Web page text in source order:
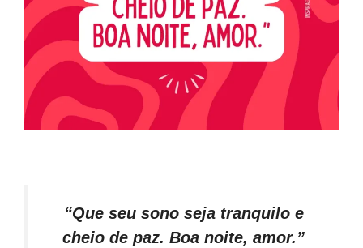
“Que seu sono seja tranquilo e
cheio de paz. Boa noite, amor.”